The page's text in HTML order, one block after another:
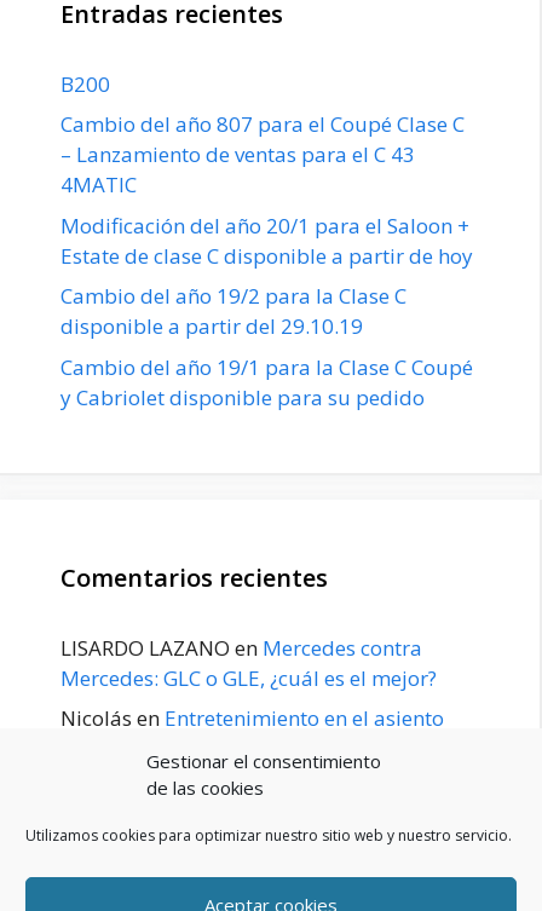
Gestionar el consentimiento
de las cookies
Utilizamos cookies para optimizar nuestro sitio web y nuestro servicio.
Aceptar cookies
Entradas recientes
B200
Cambio del año 807 para el Coupé Clase C
– Lanzamiento de ventas para el C 43
4MATIC
Modificación del año 20/1 para el Saloon +
Estate de clase C disponible a partir de hoy
Cambio del año 19/2 para la Clase C
disponible a partir del 29.10.19
Cambio del año 19/1 para la Clase C Coupé
y Cabriolet disponible para su pedido
Comentarios recientes
LISARDO LAZANO en Mercedes contra
Mercedes: GLC o GLE, ¿cuál es el mejor?
Nicolás en Entretenimiento en el asiento
trasero para el GLE / GLS disponible a
principios de 2020